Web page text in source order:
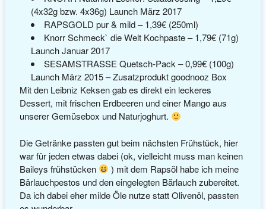
(4x32g bzw. 4x36g) Launch März 2017
RAPSGOLD pur & mild – 1,39€ (250ml)
Knorr Schmeck` die Welt Kochpaste – 1,79€ (71g)
Launch Januar 2017
SESAMSTRASSE Quetsch-Pack – 0,99€ (100g)
Launch März 2015 – Zusatzprodukt goodnooz Box
Mit den Leibniz Keksen gab es direkt ein leckeres
Dessert, mit frischen Erdbeeren und einer Mango aus
unserer Gemüsebox und Naturjoghurt.
Die Getränke passten gut beim nächsten Frühstück, hier
war für jeden etwas dabei (ok, vielleicht muss man keinen
Baileys frühstücken
) mit dem Rapsöl habe ich meine
Bärlauchpestos und den eingelegten Bärlauch zubereitet.
Da ich dabei eher milde Öle nutze statt Olivenöl, passten